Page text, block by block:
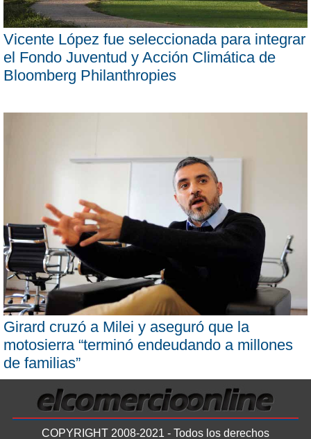
Vicente López fue seleccionada para integrar
el Fondo Juventud y Acción Climática de
Bloomberg Philanthropies
Girard cruzó a Milei y aseguró que la
motosierra “terminó endeudando a millones
de familias”
COPYRIGHT 2008-2021 - Todos los derechos